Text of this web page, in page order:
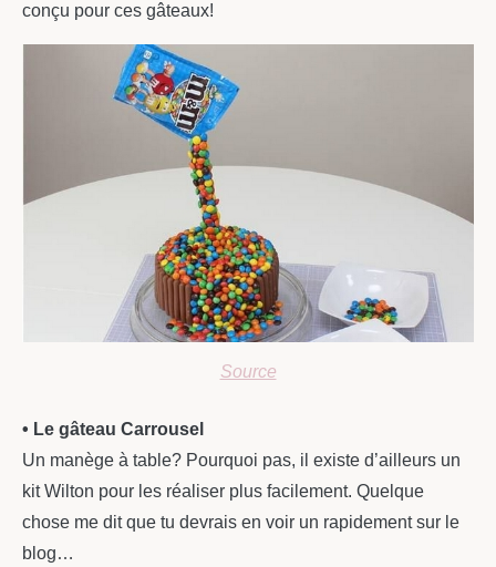
conçu pour ces gâteaux!
Source
• Le gâteau Carrousel
Un manège à table? Pourquoi pas, il existe d’ailleurs un
kit Wilton pour les réaliser plus facilement. Quelque
chose me dit que tu devrais en voir un rapidement sur le
blog…